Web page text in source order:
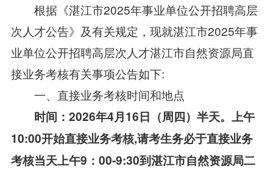
根据《湛江市2025年事业单位公开招聘高层
次人才公告》及有关规定，现就湛江市2025年事
业单位公开招聘高层次人才湛江市自然资源局直
接业务考核有关事项公告如下:
一、直接业务考核时间和地点
时间： 2026年4月16日 （周四） 半天。 上午
10:00开始直接业务考核,请考生务必于直接业务
考核当天上午9：00-9:30到湛江市自然资源局二